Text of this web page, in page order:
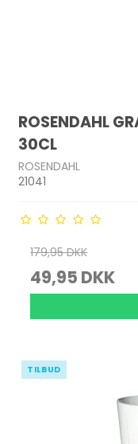
ROSENDAHL
30CL
ROSENDAHL
21041
179,95 DKK
49,95 DKK
TILBUD